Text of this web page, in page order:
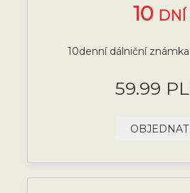
10 DNÍ
10denní dálniční
59.99
OBJEDNAT